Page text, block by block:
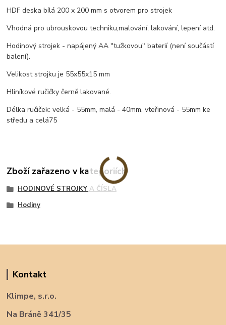
HDF deska bílá 200 x 200 mm s otvorem pro strojek
Vhodná pro ubrouskovou techniku,malování, lakování, lepení atd.
Hodinový strojek - napájený AA "tužkovou" baterií (není součástí
balení).
Velikost strojku je 55x55x15 mm
Hliníkové ručičky černě lakované.
Délka ručiček: velká - 55mm, malá - 40mm, vteřinová - 55mm ke
středu a celá75
Zboží zařazeno v kategoriích
HODINOVÉ STROJKY A ČÍSLA
Hodiny
Kontakt
Klimpe, s.r.o.
Na Bráně 341/35